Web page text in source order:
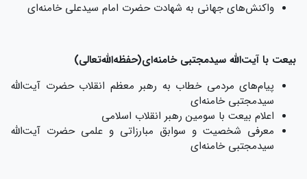
واکنش‌های جهانی به شهادت حضرت امام سیدعلی خامنه‌ای
بیعت با آیت‌الله سیدمجتبی خامنه‌ای(حفظه‌الله‌تعالی)
پیام‌های مردمی خطاب به رهبر معظم انقلاب حضرت آیت‌الله
سیدمجتبی خامنه‌ای
اعلام بیعت با سومین رهبر انقلاب اسلامی
معرفی شخصیت و سوابق مبارزاتی و علمی حضرت آیت‌الله
سیدمجتبی خامنه‌ای